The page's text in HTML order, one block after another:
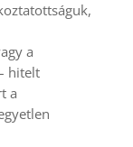
a
hitelt
a